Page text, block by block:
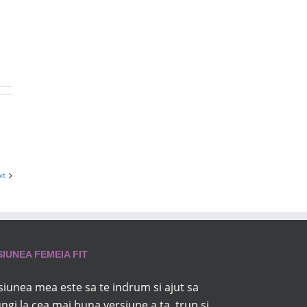
FEMEIA FIT
mea este sa te indrum si ajut sa